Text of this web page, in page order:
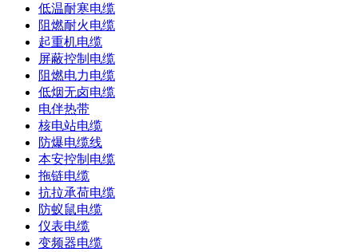
低温耐寒电缆
阻燃耐火电缆
起重机电缆
屏蔽控制电缆
阻燃电力电缆
低烟无卤电缆
电伴热带
核电站电缆
防爆电缆线
本安控制电缆
拖链电缆
抗拉承荷电缆
防蚁鼠电缆
仪表电缆
变频器电缆